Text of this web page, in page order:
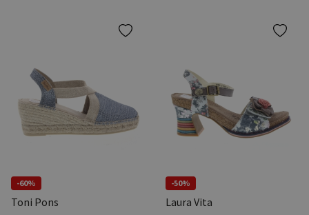
-60%
Toni Pons
-50%
Laura Vita